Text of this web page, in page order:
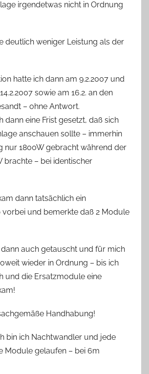
irgendetwas nicht in Ordnung
deutlich weniger Leistung als der
hatte ich dann am 9.2.2007 und
sowie am 16.2. an den
– ohne Antwort.
dann eine Frist gesetzt, daß sich
anschauen sollte – immerhin
nur 1800W gebracht während der
brachte – bei identischer
dann tatsächlich ein
und bemerkte daß 2 Module
auch getauscht und für mich
wieder in Ordnung – bis ich
und die Ersatzmodule eine
Handhabung!
bin ich Nachtwandler und jede
Module gelaufen – bei 6m